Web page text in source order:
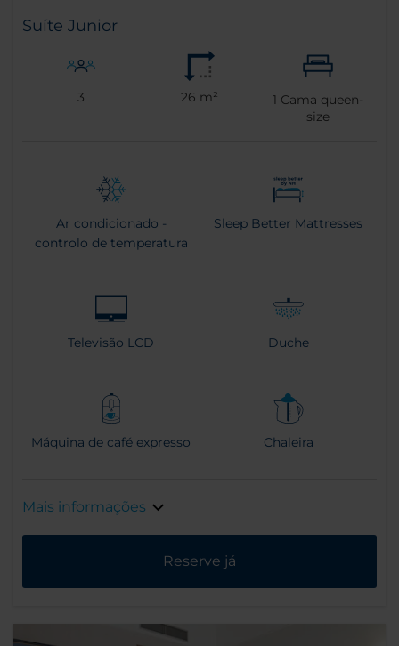
Suíte Junior
3 26 m² 1 Cama queen-
size
Ar condicionado -
controlo de temperatura
Sleep Better Mattresses
Televisão LCD Duche
Máquina de café expresso Chaleira
Mais informações
Reserve já